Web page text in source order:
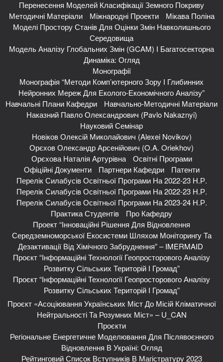
Перенесення Моделей Класифікації Земного Покриву
Методичні Матеріали
Міжнародні Проекти
Мікава Поліна
Моделі Простору Станів Для Оцінки Змін Навколишнього
Середовища
Модель Аналізу Глобальних Змін (GCAM) І Багатосекторна
Динаміка: Огляд
Монографії
Монографія “Методи Комп’ютерного Зору І Глибинних
Нейронних Мереж Для Еколого-Економічного Аналізу”
Навчальні Плани Кафедри
Навчально-Методичні Матеріали
Наказний Павло Олександрович (Pavlo Nakaznyi)
Науковий Семінар
Новіков Олексій Миколайович (Alexei Novikov)
Орєхов Олександр Арсенійович (O.A. Oriekhov)
Орєхова Наталія Артурівна
Освітні Програми
Офіційні Документи
Партнери Кафедри
Патенти
Перелік Силабусів Освітньої Програми На 2022-23 Н.р.
Перелік Силабусів Освітньої Програми На 2022-23 Н.р.
Перелік Силабусів Освітньої Програми На 2023-24 Н.р.
Практика Студентів
Про Кафедру
Проект “Інноваційні Рішення Для Відновлення
Середземноморської Екосистеми Шляхом Моніторингу Та
Дезактивації Від Хімічного Забруднення” – IMERMAID
Проєкт “Інформаційні Технології Геопросторового Аналізу
Розвитку Сільських Територій І Громад”
Проєкт “Інформаційні Технології Геопросторового Аналізу
Розвитку Сільських Територій І Громад”
Проєкт «Асоціювання Українських Міст До Місій Кліматичної
Нейтральності Та Розумних Міст» – U_CAN
Проєкти
Регіональне Енергетичне Моделювання Для Післявоєнного
Відновлення В Україні: Огляд
Рейтинговий Список Вступників В Магістратуру 2023